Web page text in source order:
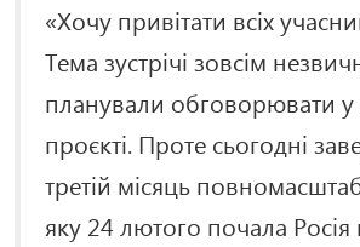
«Хочу привітати всіх
Тема зустрічі зовсім
планували обговорювати у
проєкті. Проте сьогодні
третій місяць
яку 24 лютого почала Росія